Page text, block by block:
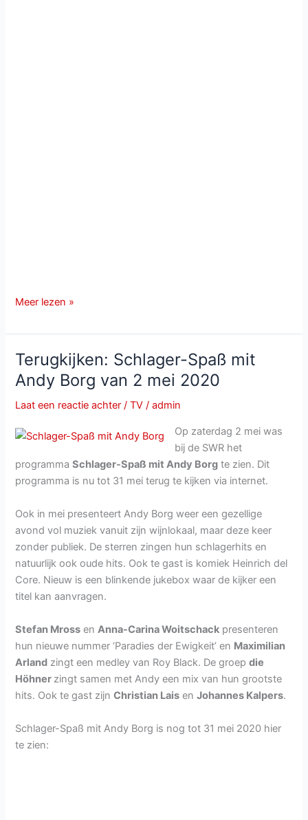
Immer
Sonntags
van
zondag
10
mei
Meer lezen »
Terugkijken: Schlager-Spaß mit
Andy Borg van 2 mei 2020
Laat een reactie achter /TV /admin
Op zaterdag 2 mei was
bij de SWR het
programmaSchlager-Spaß mit Andy Borg te zien. Dit
programma is nu tot 31 mei terug te kijken via internet.
Ook in mei presenteert Andy Borg weer een gezellige
avond vol muziek vanuit zijn wijnlokaal, maar deze keer
zonder publiek. De sterren zingen hun schlagerhits en
natuurlijk ook oude hits. Ook te gast is komiek Heinrich del
Core. Nieuw is een blinkende jukebox waar de kijker een
titel kan aanvragen.
Stefan Mross enAnna-Carina Woitschack presenteren
hun nieuwe nummer ‘Paradies der Ewigkeit’ en Maximilian
Arland zingt een medley van Roy Black. De groepdie
Höhner zingt samen met Andy een mix van hun grootste
hits. Ook te gast zijnChristian Lais enJohannes Kalpers.
Schlager-Spaß mit Andy Borg is nog tot 31 mei 2020 hier
te zien: